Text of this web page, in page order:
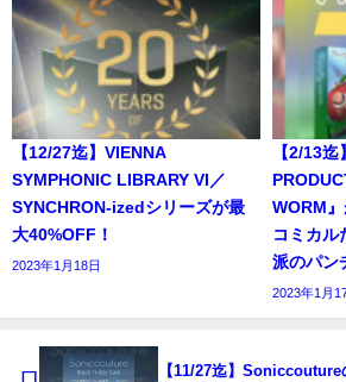
【12/27迄】VIENNA
SYMPHONIC LIBRARY VI／
SYNCHRON-izedシリーズが最
大40%OFF！
2023年1月18日
【2/13迄
WORM
コミカル
派のパン
2023年1月
【11/27迄】